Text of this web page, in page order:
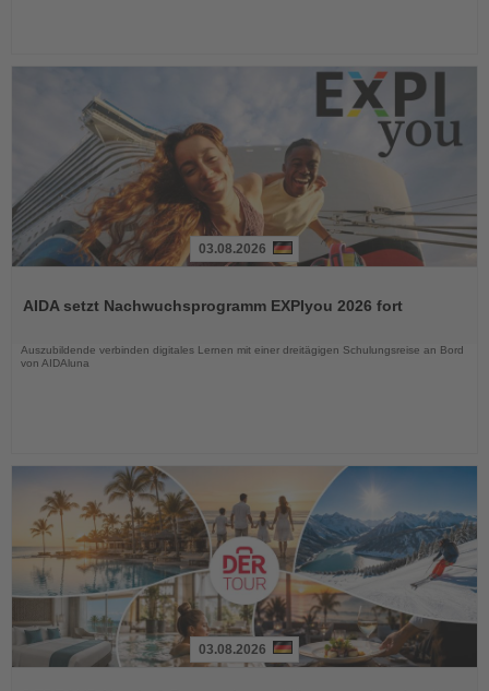
die
03.08.2026
AIDA setzt Nachwuchsprogramm EXPIyou 2026 fort
Auszubildende verbinden digitales Lernen mit einer dreitägigen Schulungsreise an Bord
von AIDAluna
03.08.2026